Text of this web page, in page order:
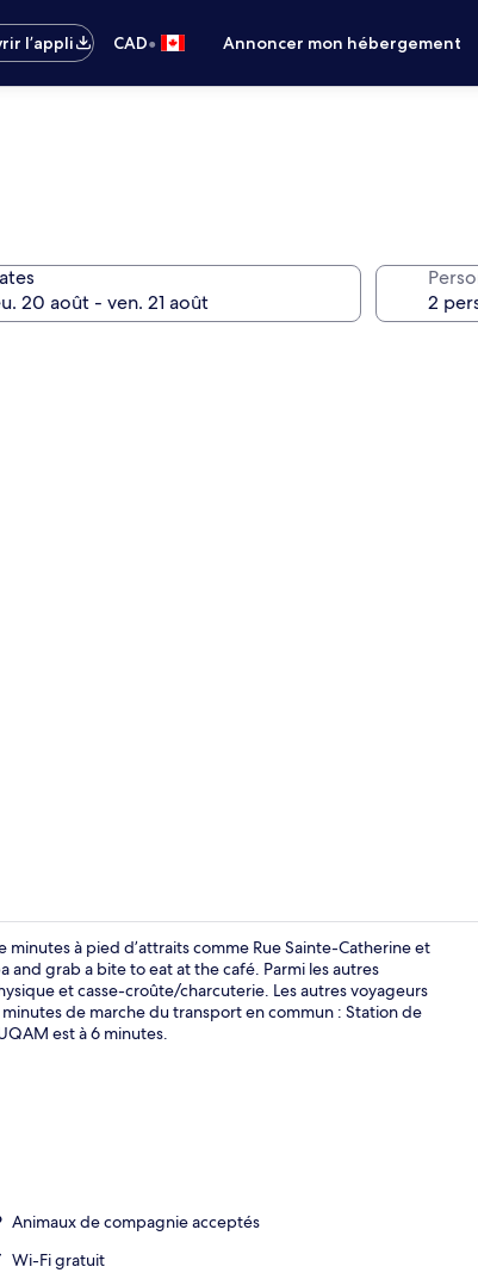
l’appli
CAD• Annoncer mon hébergement
Vue de la
à pied d’attraits comme Rue Sainte-Catherine et
and grab a bite to eat at the café. Parmi les autres
et casse-croûte/charcuterie. Les autres voyageurs
de marche du transport en commun : Station de
est à 6 minutes.
Animaux de compagnie acceptés
Wi-Fi gratuit